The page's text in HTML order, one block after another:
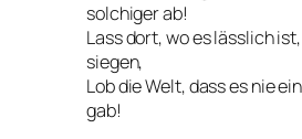
solchiger ab!
Lass dort, wo es lässlich
siegen,
Lob die Welt, dass es nie
gab!